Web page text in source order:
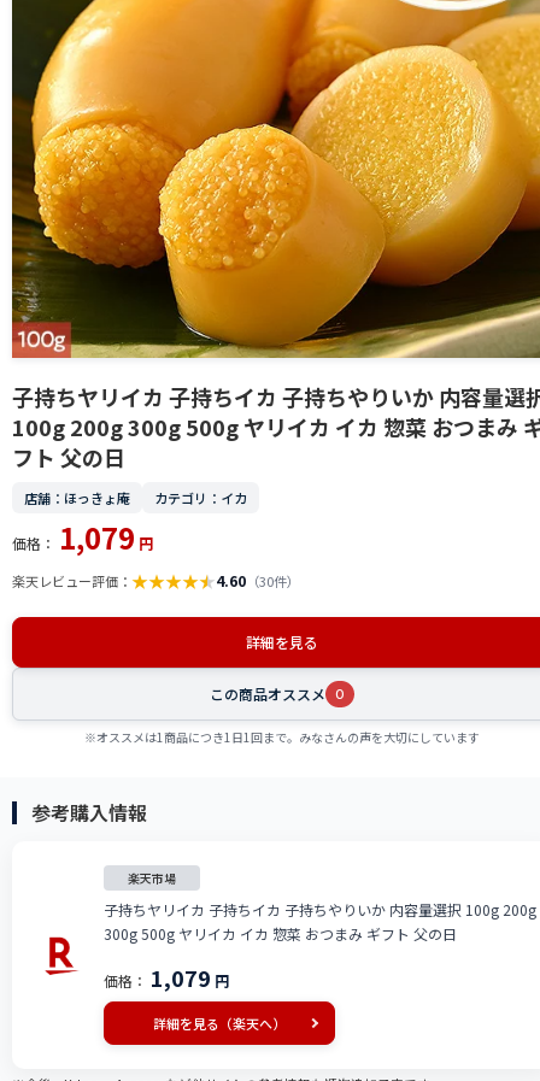
子持ちヤリイカ 子持ちイカ 子持ちやりいか 内容量選
100g 200g 300g 500g ヤリイカ イカ 惣菜 おつまみ
フト 父の日
店舗：ほっきょ庵 カテゴリ：イカ
価格： 1,079 円
楽天レビュー評価： ★★★★★4.60 （30件）
詳細を見る
この商品オススメ 0
※オススメは1商品につき1日1回まで。みなさんの声を大切にしています
参考購入情報
楽天市場
子持ちヤリイカ 子持ちイカ 子持ちやりいか 内容量選択 100g 200g
300g 500g ヤリイカ イカ 惣菜 おつまみ ギフト 父の日
価格： 1,079 円
詳細を見る（楽天へ）